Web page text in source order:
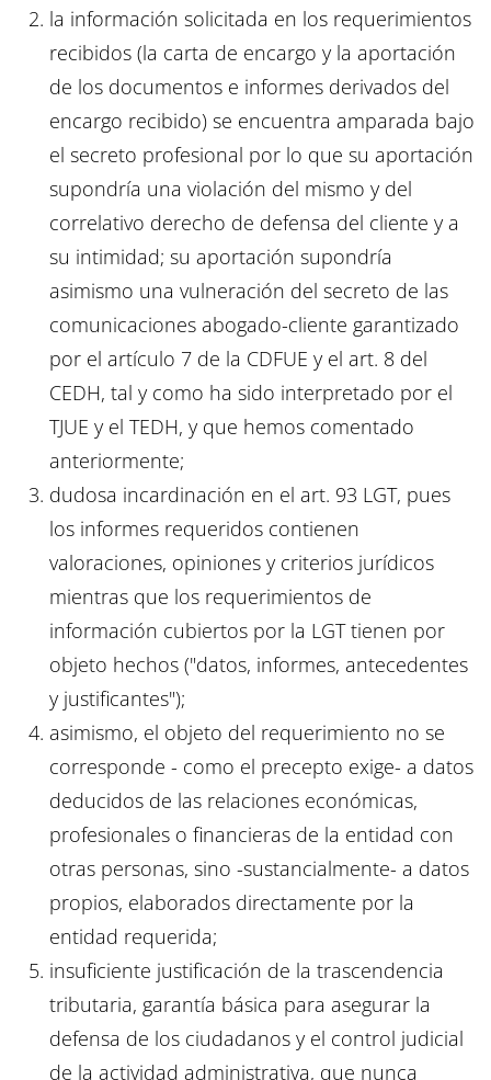
la información solicitada en los requerimientos
recibidos (la carta de encargo y la aportación
de los documentos e informes derivados del
encargo recibido) se encuentra amparada bajo
el secreto profesional por lo que su aportación
supondría una violación del mismo y del
correlativo derecho de defensa del cliente y a
su intimidad; su aportación supondría
asimismo una vulneración del secreto de las
comunicaciones abogado-cliente garantizado
por el artículo 7 de la CDFUE y el art. 8 del
CEDH, tal y como ha sido interpretado por el
TJUE y el TEDH, y que hemos comentado
anteriormente;
dudosa incardinación en el art. 93 LGT, pues
los informes requeridos contienen
valoraciones, opiniones y criterios jurídicos
mientras que los requerimientos de
información cubiertos por la LGT tienen por
objeto hechos ("datos, informes, antecedentes
y justificantes");
asimismo, el objeto del requerimiento no se
corresponde - como el precepto exige- a datos
deducidos de las relaciones económicas,
profesionales o financieras de la entidad con
otras personas, sino -sustancialmente- a datos
propios, elaborados directamente por la
entidad requerida;
insuficiente justificación de la trascendencia
tributaria, garantía básica para asegurar la
defensa de los ciudadanos y el control judicial
de la actividad administrativa, que nunca